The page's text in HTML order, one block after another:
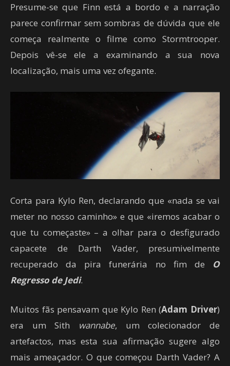
Presume-se que Finn está a bordo e a narração
parece confirmar sem sombras de dúvida que ele
começa realmente o filme como Stormtrooper.
Depois vê-se ele a examinando a sua nova
localização, mais uma vez ofegante.
Corta para Kylo Ren, declarando que «nada se vai
meter no nosso caminho» e que «iremos acabar o
que tu começaste» – a olhar para o desfigurado
capacete de Darth Vader, presumivelmente
recuperado da pira funerária no fim de O
Regresso de Jedi.
Muitos fãs pensavam que Kylo Ren (Adam Driver)
era um Sith wannabe, um colecionador de
artefactos, mas esta sua afirmação sugere algo
mais ameaçador. O que começou Darth Vader? A